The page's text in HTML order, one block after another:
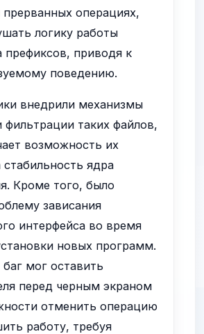
прерванных операциях,
логику работы
префиксов, приводя к
поведению.
внедрили механизмы
фильтрации таких файлов,
возможность их
стабильность ядра
Кроме того, было
зависания
интерфейса во время
новых программ.
баг мог оставить
перед черным экраном
отменить операцию
работу, требуя